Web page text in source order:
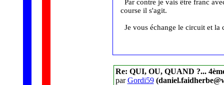
Par contre je vais être franc
course il s'agit.
Je vous échange le circuit et la
Re: QUI, OU, QUAND ?...
parGordi59